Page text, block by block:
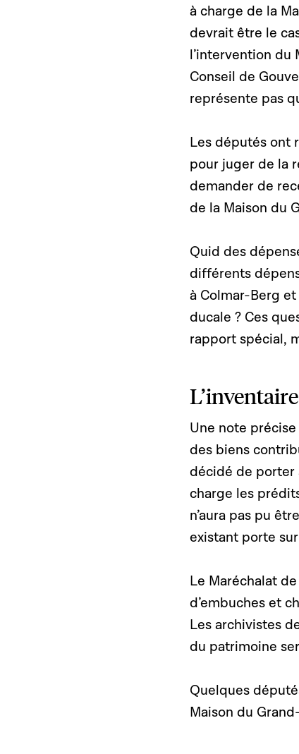
à charge de la
devrait être le
l’intervention du
Conseil de
représente pas
Les députés ont
pour juger de la
demander de
de la Maison du
Quid des
différents
à Colmar-Berg
ducale ? Ces
rapport spécial,
Une note
des biens
décidé de porter
charge les
n’aura pas pu
existant porte
Le Maréchalat
d’embuches et
Les archivistes
du patrimoine
Quelques
Maison du